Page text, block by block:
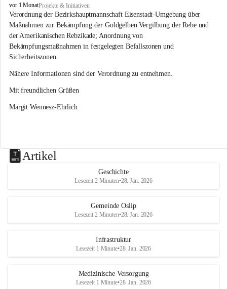
O
s
l
i
p
vor 1 MonatProjekte & Initiativen
Verordnung der Bezirkshauptmannschaft Eisenstadt-Umgebung über
Maßnahmen zur Bekämpfung der Goldgelben Vergilbung der Rebe und
der Amerikanischen Rebzikade; Anordnung von
Bekämpfungsmaßnahmen in festgelegten Befallszonen und
Sicherheitszonen.
Nähere Informationen sind der Verordnung zu entnehmen.
Mit freundlichen Grüßen
Margit Wennesz-Ehrlich
Artikel
Geschichte
Lesezeit 2 Minuten•28. Jan. 2026
Gemeinde Oslip
Lesezeit 2 Minuten•28. Jan. 2026
Infrastruktur
Lesezeit 1 Minute•28. Jan. 2026
Medizinische Versorgung
Lesezeit 1 Minute•28. Jan. 2026